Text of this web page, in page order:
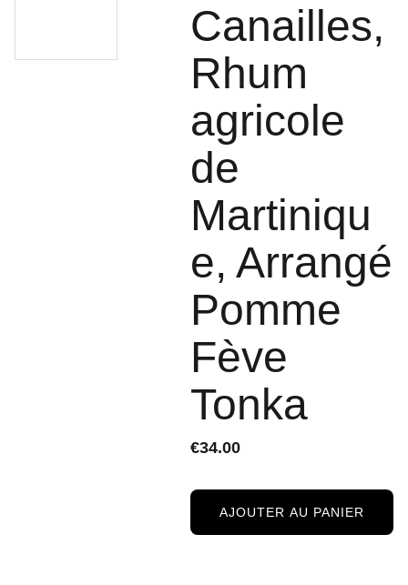
Canailles,
Rhum
agricole
de
Martiniqu
e, Arrangé
Pomme
Fève
Tonka
€34.00
AJOUTER AU PANIER